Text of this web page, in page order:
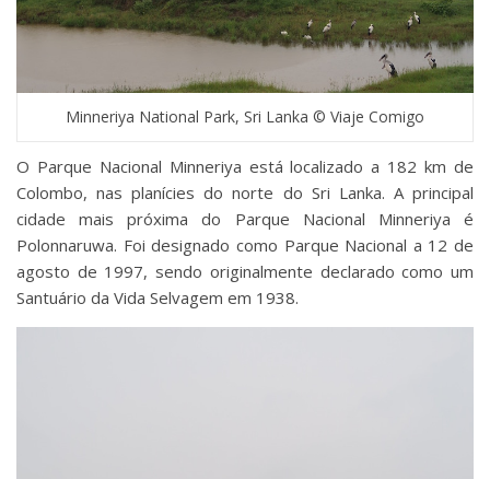
Minneriya National Park, Sri Lanka © Viaje Comigo
O Parque Nacional Minneriya está localizado a 182 km de
Colombo, nas planícies do norte do Sri Lanka. A principal
cidade mais próxima do Parque Nacional Minneriya é
Polonnaruwa. Foi designado como Parque Nacional a 12 de
agosto de 1997, sendo originalmente declarado como um
Santuário da Vida Selvagem em 1938.